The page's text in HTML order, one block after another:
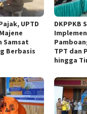
UPTD
Samsat
Berbasis
DKPPKB
TPT dan
hingga